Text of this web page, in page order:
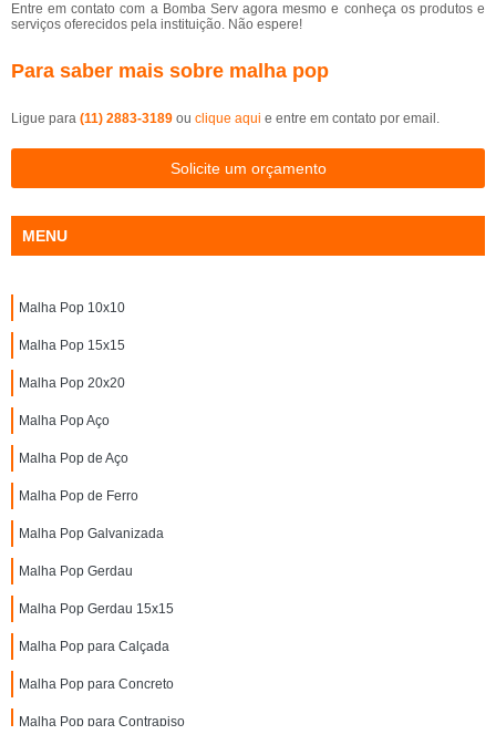
Entre em contato com a Bomba Serv agora mesmo e conheça os produtos e
serviços oferecidos pela instituição. Não espere!
Para saber mais sobre malha pop
Ligue para (11) 2883-3189 ou clique aqui e entre em contato por email.
Solicite um orçamento
MENU
Malha Pop 10x10
Malha Pop 15x15
Malha Pop 20x20
Malha Pop Aço
Malha Pop de Aço
Malha Pop de Ferro
Malha Pop Galvanizada
Malha Pop Gerdau
Malha Pop Gerdau 15x15
Malha Pop para Calçada
Malha Pop para Concreto
Malha Pop para Contrapiso